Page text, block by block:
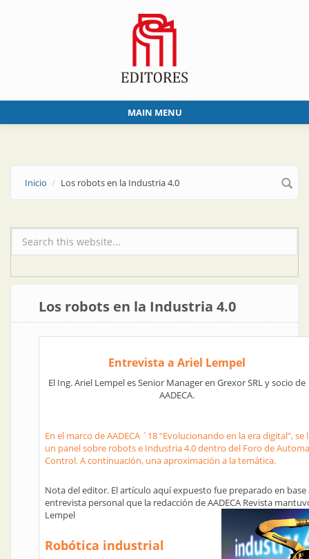
MAIN MENU
Inicio Los robots en la Industria 4.0
Formulario de búsqueda
Los robots en la Industria 4.0
Entrevista a Ariel Lempel
El Ing. Ariel Lempel es Senior Manager en Grexor SRL y socio de
AADECA.
En el marco de AADECA ´18 “Evolucionando en la era digital”, se
un panel sobre robots e Industria 4.0 dentro del Foro de
Control. A continuación, una aproximación a la temática.
Nota del editor. El artículo aquí expuesto fue preparado en base
entrevista personal que la redacción de AADECA Revista
Lempel
Robótica industrial